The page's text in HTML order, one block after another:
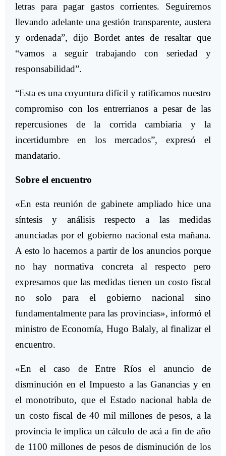
letras para pagar gastos corrientes. Seguiremos
llevando adelante una gestión transparente, austera
y ordenada”, dijo Bordet antes de resaltar que
“vamos a seguir trabajando con seriedad y
responsabilidad”.
“Esta es una coyuntura difícil y ratificamos nuestro
compromiso con los entrerrianos a pesar de las
repercusiones de la corrida cambiaria y la
incertidumbre en los mercados”, expresó el
mandatario.
Sobre el encuentro
«En esta reunión de gabinete ampliado hice una
síntesis y análisis respecto a las medidas
anunciadas por el gobierno nacional esta mañana.
A esto lo hacemos a partir de los anuncios porque
no hay normativa concreta al respecto pero
expresamos que las medidas tienen un costo fiscal
no solo para el gobierno nacional sino
fundamentalmente para las provincias», informó el
ministro de Economía, Hugo Balaly, al finalizar el
encuentro.
«En el caso de Entre Ríos el anuncio de
disminución en el Impuesto a las Ganancias y en
el monotributo, que el Estado nacional habla de
un costo fiscal de 40 mil millones de pesos, a la
provincia le implica un cálculo de acá a fin de año
de 1100 millones de pesos de disminución de los